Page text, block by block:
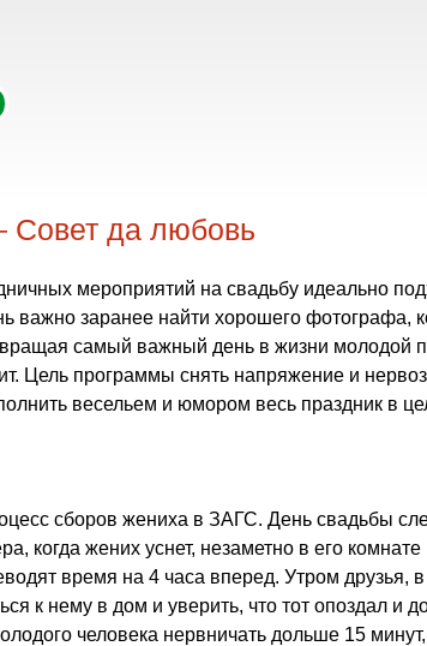
да любовь
важно заранее найти хорошего фотографа,
самый важный день в жизни молодой
Цель программы снять напряжение и
весельем и юмором весь праздник в
сборов жениха в ЗАГС. День свадьбы
когда жених уснет, незаметно в его
время на 4 часа вперед. Утром друзья, в
к нему в дом и уверить, что тот опоздал и
человека нервничать дольше 15